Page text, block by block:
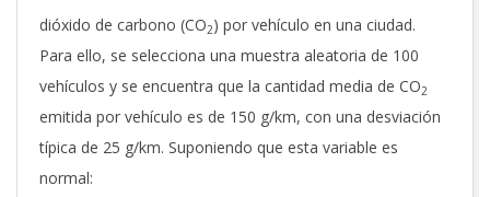
dióxido de carbono (CO2) por vehículo en una ciudad.
Para ello, se selecciona una muestra aleatoria de 100
vehículos y se encuentra que la cantidad media de CO2
emitida por vehículo es de 150 g/km, con una desviación
típica de 25 g/km. Suponiendo que esta variable es
normal: